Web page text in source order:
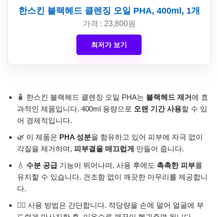
한스킨 블랙헤드 클렌징 오일 PHA, 400ml, 1개
가격 : 23,800원
최저가 보기
🧴 한스킨 블랙헤드 클렌징 오일 PHA는 블랙헤드 제거에 효
과적인 제품입니다. 400ml 용량으로 오랜 기간 사용할 수 있
어 경제적입니다.
🌿 이 제품은 PHA 성분을 함유하고 있어 피부에 자극 없이
각질을 제거하며, 피부결을 매끄럽게 만들어 줍니다.
💧 수분 공급 기능이 뛰어나며, 사용 후에도 촉촉한 피부를
유지할 수 있습니다. 건조함 없이 깨끗한 마무리를 제공합니
다.
🧖‍♀️ 사용 방법은 간단합니다. 적당량을 손에 덜어 얼굴에 부